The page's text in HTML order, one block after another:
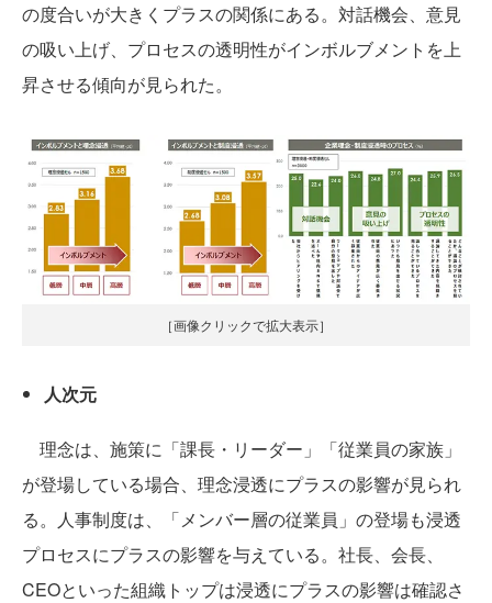
の度合いが大きくプラスの関係にある。対話機会、意見
の吸い上げ、プロセスの透明性がインボルブメントを上
昇させる傾向が見られた。
［画像クリックで拡大表示］
人次元
理念は、施策に「課長・リーダー」「従業員の家族」
が登場している場合、理念浸透にプラスの影響が見られ
る。人事制度は、「メンバー層の従業員」の登場も浸透
プロセスにプラスの影響を与えている。社長、会長、
CEOといった組織トップは浸透にプラスの影響は確認さ